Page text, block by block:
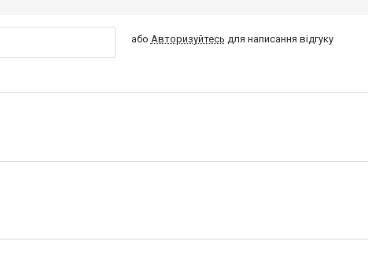
або Авторизуйтесь для написання відгуку